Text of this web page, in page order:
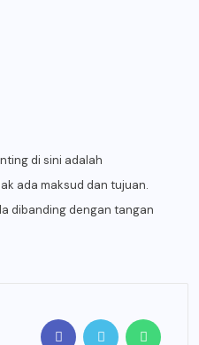
di sini adalah
ada maksud dan tujuan.
dibanding dengan tangan